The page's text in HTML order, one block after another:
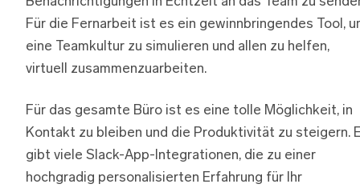
Für die Fernarbeit ist es ein gewinnbringendes Tool,
eine Teamkultur zu simulieren und allen zu helfen,
virtuell zusammenzuarbeiten.
Für das gesamte Büro ist es eine tolle Möglichkeit, in
Kontakt zu bleiben und die Produktivität zu steigern.
gibt viele Slack-App-Integrationen, die zu einer
hochgradig personalisierten Erfahrung für Ihr